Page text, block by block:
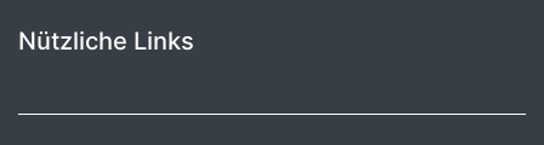
Nützliche Links